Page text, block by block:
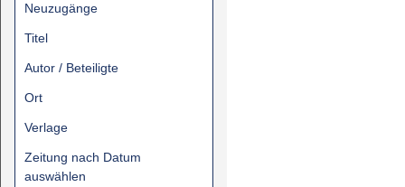
Neuzugänge
Titel
Autor / Beteiligte
Ort
Verlage
Zeitung nach Datum
auswählen